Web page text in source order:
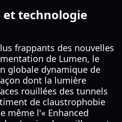
et technologie
frappants des nouvelles
de Lumen, le
globale dynamique de
dont la lumière
rouillées des tunnels
de claustrophobie
même l'« Enhanced